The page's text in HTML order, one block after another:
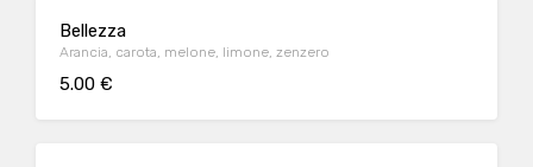
Bellezza
Arancia, carota, melone, limone, zenzero
5.00 €